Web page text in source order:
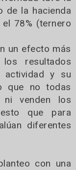
de la hacienda
78% (ternero
un efecto más
resultados
actividad y su
que no todas
ni venden los
que para
diferentes
con una